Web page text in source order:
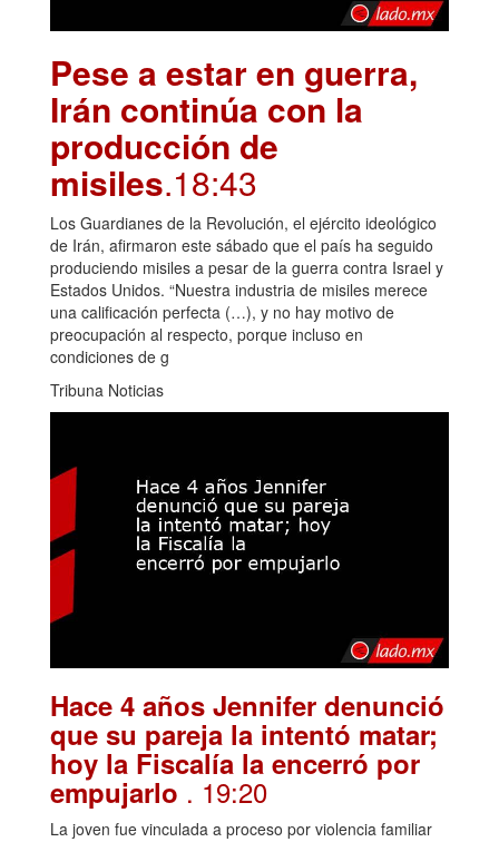
Pese a estar en guerra,
Irán continúa con la
producción de
misiles.18:43
Los Guardianes de la Revolución, el ejército ideológico
de Irán, afirmaron este sábado que el país ha seguido
produciendo misiles a pesar de la guerra contra Israel y
Estados Unidos. “Nuestra industria de misiles merece
una calificación perfecta (…), y no hay motivo de
preocupación al respecto, porque incluso en
condiciones de g
Tribuna Noticias
Hace 4 años Jennifer denunció
que su pareja la intentó matar;
hoy la Fiscalía la encerró por
empujarlo . 19:20
La joven fue vinculada a proceso por violencia familiar